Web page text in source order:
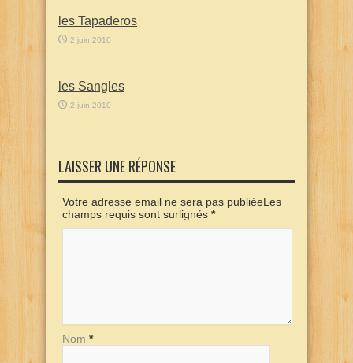
les Tapaderos
2 juin 2010
les Sangles
2 juin 2010
LAISSER UNE RÉPONSE
Votre adresse email ne sera pas publiéeLes
champs requis sont surlignés *
Nom *